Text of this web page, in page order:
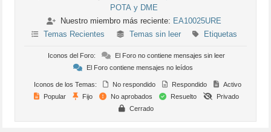
POTA y DME
Nuestro miembro más reciente: EA10025URE
Temas Recientes
Temas sin leer Etiquetas
Iconos del Foro:
El Foro no contiene mensajes sin leer
El Foro contiene mensajes no leídos
Iconos de los Temas: No respondido Respondido
Activo
Popular
Fijo No aprobados Resuelto
Privado
Cerrado